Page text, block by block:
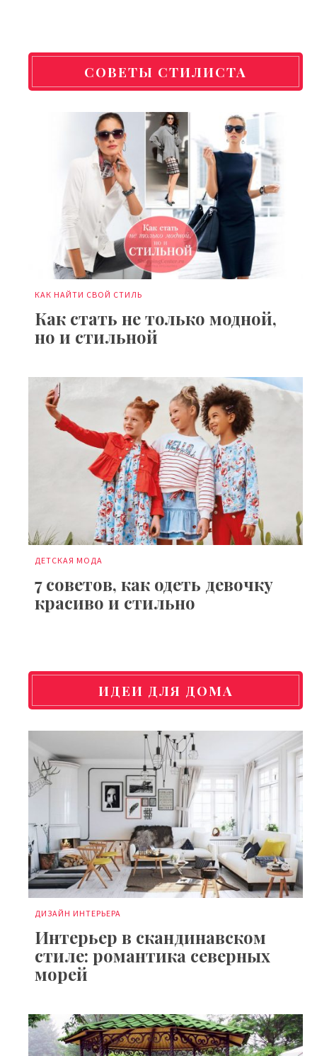
СОВЕТЫ СТИЛИСТА
КАК НАЙТИ СВОЙ СТИЛЬ
Как стать не только модной,
но и стильной
ДЕТСКАЯ МОДА
7 советов, как одеть девочку
красиво и стильно
ИДЕИ ДЛЯ ДОМА
ДИЗАЙН ИНТЕРЬЕРА
Интерьер в скандинавском
стиле: романтика северных
морей